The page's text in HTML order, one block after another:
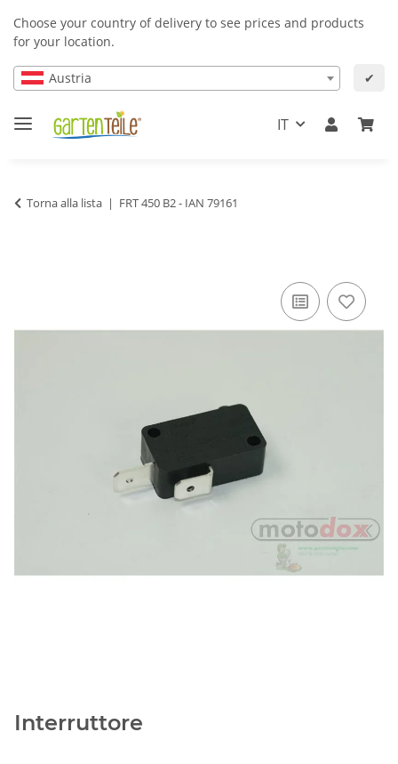
Choose your country of delivery to see prices and products
for your location.
Austria ✔
IT
Torna alla lista FRT 450 B2 - IAN 79161
Interruttore